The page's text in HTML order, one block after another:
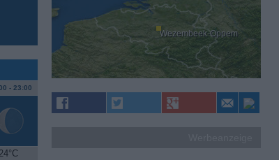
- 23:00
24°C
Wezembeek-Oppem